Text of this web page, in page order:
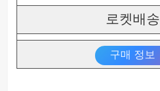
로켓배송
구매 정보